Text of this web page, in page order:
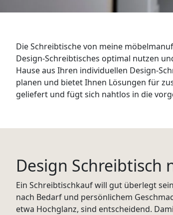
Die Schreibtische von meine
Design-Schreibtisches optimal nutzen
Hause aus Ihren individuellen Design-
planen und bietet Ihnen Lösungen für
geliefert und fügt sich nahtlos in die
Design Schreibtisch
Ein Schreibtischkauf will gut überlegt
nach Bedarf und persönlichem
etwa Hochglanz, sind entscheidend.
ALLE ANZEIGEN